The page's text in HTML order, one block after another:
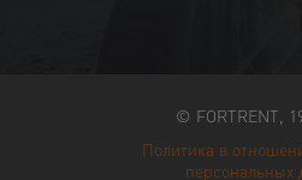
© FORTRENT,
Политика в
персональных